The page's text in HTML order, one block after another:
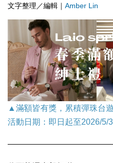
文字整理／編輯｜ Amber Lin
▲滿額皆有獎，累積彈珠台
活動日期：即日起至2026/5/